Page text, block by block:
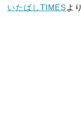
いたばしTIMES より